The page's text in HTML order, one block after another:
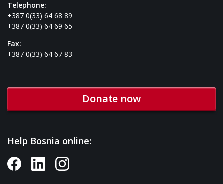
Telephone:
+387 0(33) 64 68 89
+387 0(33) 64 69 65
Fax:
+387 0(33) 64 67 83
Donate now
Help Bosnia online: